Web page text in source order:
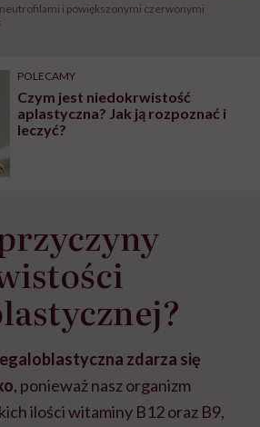
i powiększonymi czerwonymi
POLECAMY
Czym jest niedokrwistość
aplastyczna? Jak ją rozpoznać i
leczyć?
zdarza się
, ponieważ nasz organizm
ilości witaminy B12 oraz B9,